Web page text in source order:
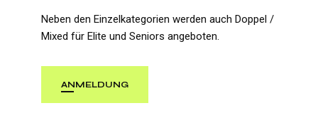
Neben den Einzelkategorien werden auch Doppel /
Mixed für Elite und Seniors angeboten.
ANMELDUNG